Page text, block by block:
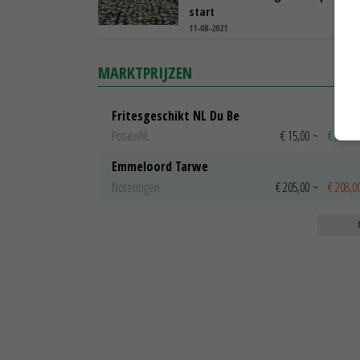
start
11-08-2021
MARKTPRIJZEN
Fritesgeschikt NL Du Be
PotatoNL
€ 15,00 ~ € 23,00
Emmeloord Tarwe
Noteringen
€ 205,00 ~ €